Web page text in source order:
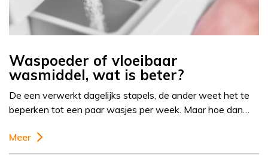
Waspoeder of vloeibaar
wasmiddel, wat is beter?
De een verwerkt dagelijks stapels, de ander weet het te
beperken tot een paar wasjes per week. Maar hoe dan…
Meer